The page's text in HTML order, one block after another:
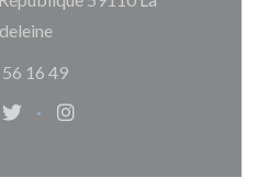
((新しいウィンドウで開
16 49
((新しいウィンドウで
Twitter ((新しいウィンドウ
Instagram ((新しいウ